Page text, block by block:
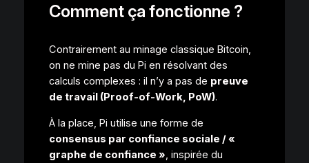
Comment ça fonctionne ?
Contrairement au minage classique Bitcoin,
on ne mine pas du Pi en résolvant des
calculs complexes : il n’y a pas de preuve
de travail (Proof‑of‑Work, PoW).
À la place, Pi utilise une forme de
consensus par confiance sociale / «
graphe de confiance », inspirée du